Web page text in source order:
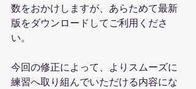
数をおかけしますが、あらためて最新
版をダウンロードしてご利用くださ
い。
今回の修正によって、よりスムーズに
練習へ取り組んでいただける内容にな